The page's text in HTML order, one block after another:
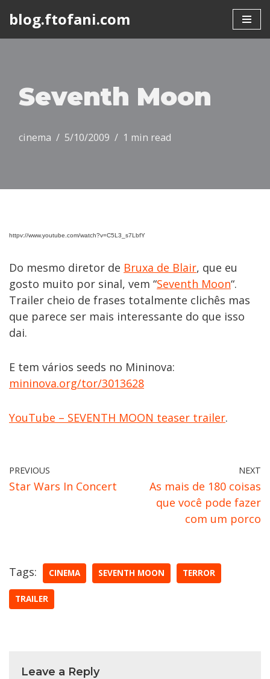
blog.ftofani.com
Seventh Moon
cinema 5/10/2009 1 min read
httpv://www.youtube.com/watch?v=C5L3_s7LbfY
Do mesmo diretor de Bruxa de Blair, que eu
gosto muito por sinal, vem “Seventh Moon“.
Trailer cheio de frases totalmente clichês mas
que parece ser mais interessante do que isso
dai.
E tem vários seeds no Mininova:
mininova.org/tor/3013628
YouTube – SEVENTH MOON teaser trailer.
PREVIOUS
Star Wars In Concert
NEXT
As mais de 180 coisas
que você pode fazer
com um porco
Tags: CINEMA SEVENTH MOON TERROR
TRAILER
Leave a Reply